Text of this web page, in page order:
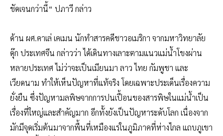
ชัดเจนกว่านี้“ ปภาวี กล่าว
ด้าน ผศ.คาเล่ เคเมน นักทำสารคดีชาวอเมริกา จากมหาวิทยาลัย
ดุ๊ก ประเทศจีน กล่าวว่า ได้เดินทางเลาะตามแนวแม่น้ำโขงผ่าน
หลายประเทศ ไม่ว่าจะเป็นเมียนมา ลาว ไทย กัมพูชา และ
เวียดนาม ทำให้เห็นปัญหาที่แท้จริง โดยเฉพาะประเด็นเรื่องความ
ยั่งยืน ซึ่งปัญหามลพิษจากการปนเปื้อนของสารพิษในแม่น้ำเป็น
เรื่องที่ใหญ่และสำคัญมาก อีกทั้งยังเป็นปัญหาระดับโลก เนื่องจาก
มักมีจุดเริ่มต้นมาจากพื้นที่เหมืองแร่ในภูมิภาคที่ห่างไกล แถบภูเขา